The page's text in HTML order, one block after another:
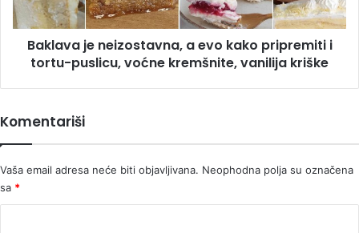
i
tortu-
puslicu,
voćne
Baklava je neizostavna, a evo kako pripremiti i
tortu-puslicu, voćne kremšnite, vanilija kriške
Komentariši
Vaša email adresa neće biti objavljivana. Neophodna polja su označena
sa *